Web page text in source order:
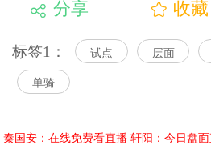
分享 收藏
标签1： 试点 层面
单骑
秦国安：在线免费看直播 轩阳：今日盘